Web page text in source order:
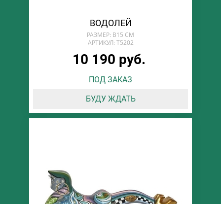
ВОДОЛЕЙ
РАЗМЕР: В15 СМ
АРТИКУЛ: T5202
10 190 руб.
ПОД ЗАКАЗ
БУДУ ЖДАТЬ